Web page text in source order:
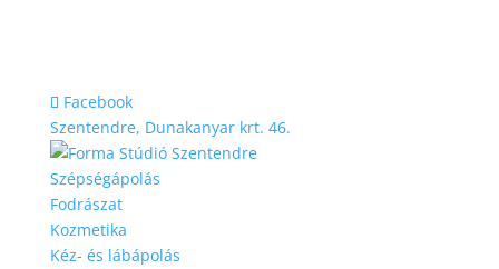
Facebook
Szentendre, Dunakanyar krt. 46.
Szépségápolás
Fodrászat
Kozmetika
Kéz- és lábápolás